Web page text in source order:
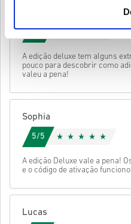
Vê o guia rápido acima ou segue
• Seleciona o método de
• Conclui a tua encomenda
aceder ao teu código.
Conteúdo para download
produtos.
Cancelar
4/5
A edição deluxe tem alguns
pouco para descobrir como
valeu a pena!
Sophia
5/5
A edição Deluxe vale a pena!
e o código de ativação
Lucas